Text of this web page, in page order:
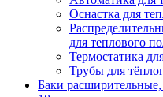
Оснастка для
для теплового
Термостатика
Трубы для
Баки расширительные,